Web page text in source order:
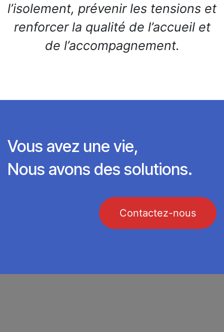
l’isolement, prévenir les tensions et
renforcer la qualité de l’accueil et
de l’accompagnement.
Vous avez une vie,
Nous avons des solutions.
Contactez-nous